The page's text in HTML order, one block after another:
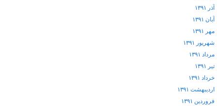
آذر ۱۳۹۱
آبان ۱۳۹۱
مهر ۱۳۹۱
شهریور ۱۳۹۱
مرداد ۱۳۹۱
تیر ۱۳۹۱
خرداد ۱۳۹۱
اردیبهشت ۱۳۹۱
فروردین ۱۳۹۱